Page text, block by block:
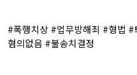
#폭행치상 #업무방해죄 #형법
혐의없음 #불송치결정